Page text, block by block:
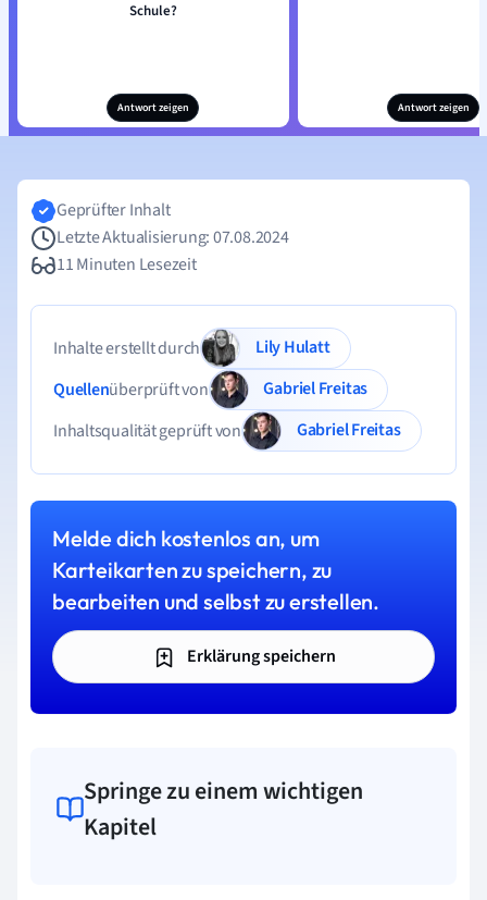
Schule?
Antwort zeigen Antwort zeigen
Geprüfter Inhalt
Letzte Aktualisierung: 07.08.2024
11 Minuten Lesezeit
Inhalte erstellt durch
Lily Hulatt
Quellenüberprüft von
Gabriel Freitas
Inhaltsqualität geprüft von
Gabriel Freitas
Melde dich kostenlos an, um
Karteikarten zu speichern, zu
bearbeiten und selbst zu erstellen.
Erklärung speichern
Springe zu einem wichtigen
Kapitel